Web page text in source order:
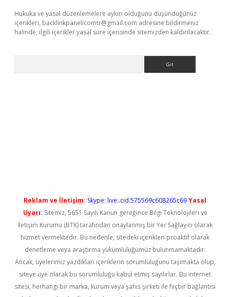
Hukuka ve yasal düzenlemelere aykırı olduğunu düşündüğünüz
içerikleri, backlinkpanelicomtr@gmail.com adresine bildirmeniz
halinde, ilgili içerikler yasal süre içerisinde sitemizden kaldırılacaktır.
Reklam ve İletişim: Skype: live:.cid.575569c608265c69Yasal
Uyarı: Sitemiz, 5651 Sayılı Kanun gereğince Bilgi Teknolojileri ve
İletişim Kurumu (BTK) tarafından onaylanmış bir Yer Sağlayıcı olarak
hizmet vermektedir. Bu nedenle, sitedeki içerikleri proaktif olarak
denetleme veya araştırma yükümlülüğümüz bulunmamaktadır.
Ancak, üyelerimiz yazdıkları içeriklerin sorumluluğunu taşımakta olup,
siteye üye olarak bu sorumluluğu kabul etmiş sayılırlar. Bu internet
sitesi, herhangi bir marka, kurum veya şahıs şirketi ile hiçbir bağlantısı